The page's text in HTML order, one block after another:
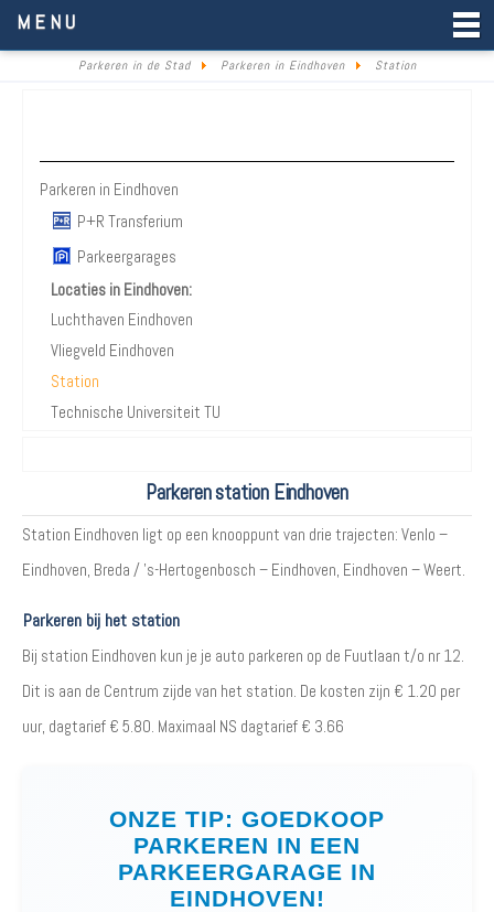
MENU
Parkeren in de Stad Parkeren in Eindhoven Station
Parkeren in Eindhoven
P+R Transferium
Parkeergarages
Locaties in Eindhoven:
Luchthaven Eindhoven
Vliegveld Eindhoven
Station
Technische Universiteit TU
Parkeren station Eindhoven
Station Eindhoven ligt op een knooppunt van drie trajecten: Venlo –
Eindhoven, Breda / 's-Hertogenbosch – Eindhoven, Eindhoven – Weert.
Parkeren bij het station
Bij station Eindhoven kun je je auto parkeren op de Fuutlaan t/o nr 12.
Dit is aan de Centrum zijde van het station. De kosten zijn € 1.20 per
uur, dagtarief € 5.80. Maximaal NS dagtarief € 3.66
ONZE TIP: GOEDKOOP
PARKEREN IN EEN
PARKEERGARAGE IN
EINDHOVEN!